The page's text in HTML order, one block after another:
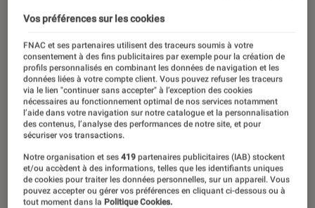
Vos préférences sur les cookies
FNAC et ses partenaires utilisent des traceurs soumis à votre
consentement à des fins publicitaires par exemple pour la création de
profils personnalisés en combinant les données de navigation et les
données liées à votre compte client. Vous pouvez refuser les traceurs
via le lien "continuer sans accepter" à l’exception des cookies
nécessaires au fonctionnement optimal de nos services notamment
l’aide dans votre navigation sur notre catalogue et la personnalisation
des contenus, l’analyse des performances de notre site, et pour
sécuriser vos transactions.
Notre organisation et ses419 partenaires publicitaires (IAB) stockent
et/ou accèdent à des informations, telles que les identifiants uniques
de cookies pour traiter les données personnelles, sur un appareil. Vous
pouvez accepter ou gérer vos préférences en cliquant ci-dessous ou à
tout moment dans la Politique Cookies.